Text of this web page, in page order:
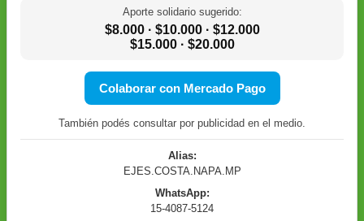
Aporte solidario sugerido:
$8.000 · $10.000 · $12.000
$15.000 · $20.000
Colaborar con Mercado Pago
También podés consultar por publicidad en el medio.
Alias:
EJES.COSTA.NAPA.MP
WhatsApp:
15-4087-5124